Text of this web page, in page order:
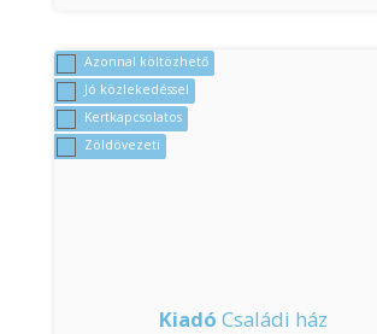
Azonnal költözhető
Jó közlekedéssel
Kertkapcsolatos
Zöldövezeti
Kiadó Családi ház